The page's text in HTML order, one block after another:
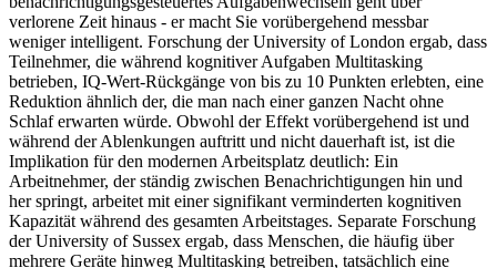
verlorene Zeit hinaus - er macht Sie vorübergehend messbar
weniger intelligent. Forschung der University of London ergab, dass
Teilnehmer, die während kognitiver Aufgaben Multitasking
betrieben, IQ-Wert-Rückgänge von bis zu 10 Punkten erlebten, eine
Reduktion ähnlich der, die man nach einer ganzen Nacht ohne
Schlaf erwarten würde. Obwohl der Effekt vorübergehend ist und
während der Ablenkungen auftritt und nicht dauerhaft ist, ist die
Implikation für den modernen Arbeitsplatz deutlich: Ein
Arbeitnehmer, der ständig zwischen Benachrichtigungen hin und
her springt, arbeitet mit einer signifikant verminderten kognitiven
Kapazität während des gesamten Arbeitstages. Separate Forschung
der University of Sussex ergab, dass Menschen, die häufig über
mehrere Geräte hinweg Multitasking betreiben, tatsächlich eine